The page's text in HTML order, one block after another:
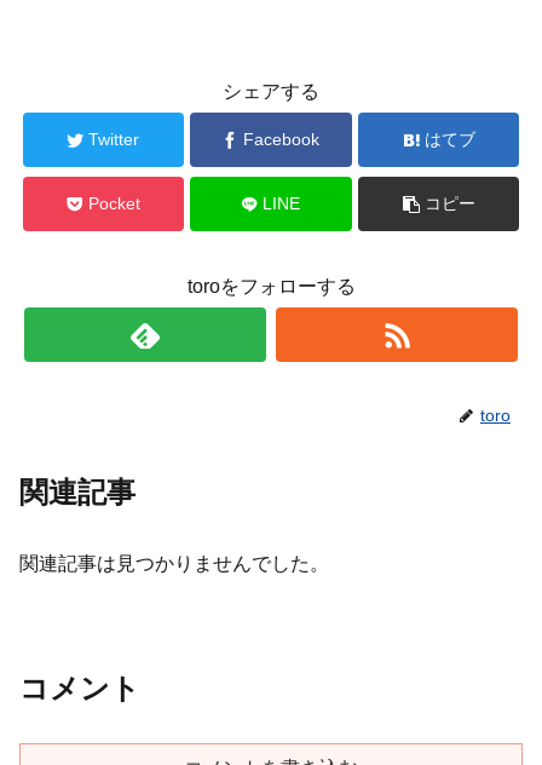
シェアする
Twitter Facebook はてブ
Pocket LINE コピー
toroをフォローする
toro
関連記事
関連記事は見つかりませんでした。
コメント